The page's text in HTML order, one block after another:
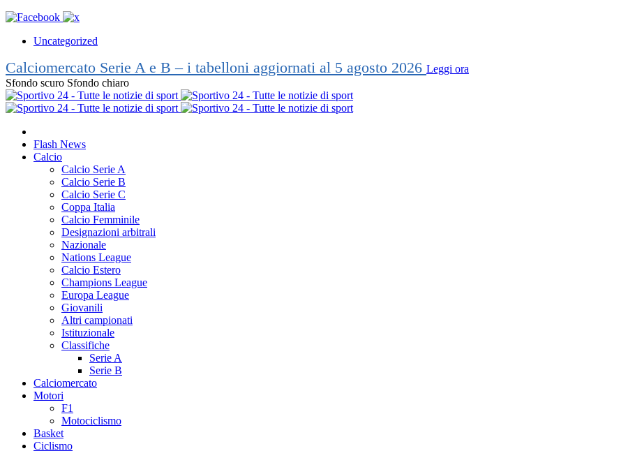
Uncategorized
Calciomercato Serie A e B – i tabelloni aggiornati al 5 agosto 2026 Leggi ora
Sfondo scuro Sfondo chiaro
Flash News
Calcio
Calcio Serie A
Calcio Serie B
Calcio Serie C
Coppa Italia
Calcio Femminile
Designazioni arbitrali
Nazionale
Nations League
Calcio Estero
Champions League
Europa League
Giovanili
Altri campionati
Istituzionale
Classifiche
Serie A
Serie B
Calciomercato
Motori
F1
Motociclismo
Basket
Ciclismo